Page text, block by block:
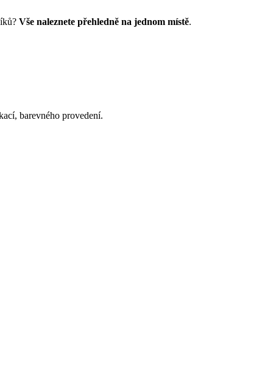
Vše naleznete přehledně na jednom místě.
barevného provedení.